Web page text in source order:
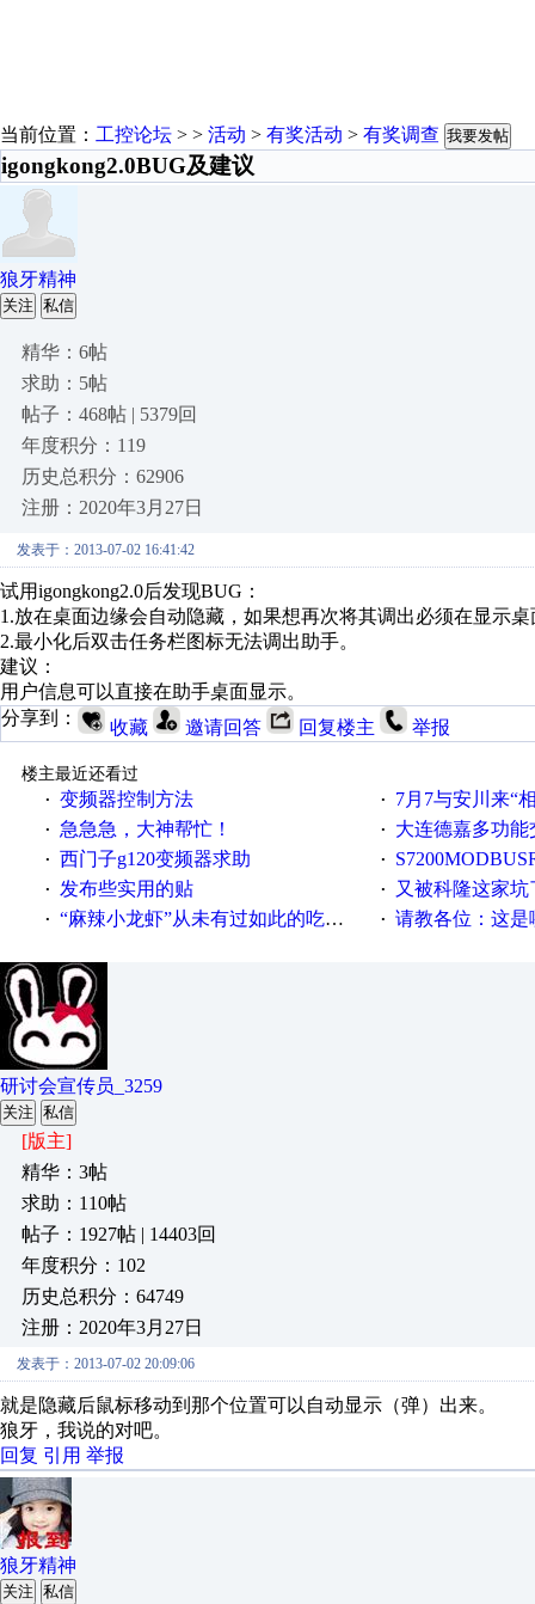
当前位置： 工控论坛 > > 活动 > 有奖活动 > 有奖调查 我要发帖
igongkong2.0BUG及建议
狼牙精神
关注 私信
精华：6帖
求助：5帖
帖子：468帖 | 5379回
年度积分：119
历史总积分：62906
注册：2020年3月27日
发表于：2013-07-02 16:41:42
试用igongkong2.0后发现BUG：
1.放在桌面边缘会自动隐藏，如果想再次将其调出必须在显示
2.最小化后双击任务栏图标无法调出助手。
建议：
用户信息可以直接在助手桌面显示。
分享到：
收藏 邀请回答 回复楼主 举报
楼主最近还看过
· 变频器控制方法 · 7月7与安川来“
· 急急急，大神帮忙！ · 大连德嘉多功能
· 西门子g120变频器求助 ·
· 发布些实用的贴 · 又被科隆这家坑
· “麻辣小龙虾”从未有过如此的吃法！ · 请教各位：这是
研讨会宣传员_3259
关注 私信
[版主]
精华：3帖
求助：110帖
帖子：1927帖 | 14403回
年度积分：102
历史总积分：64749
注册：2020年3月27日
发表于：2013-07-02 20:09:06
就是隐藏后鼠标移动到那个位置可以自动显示（弹）出来。
狼牙，我说的对吧。
回复 引用 举报
狼牙精神
关注 私信